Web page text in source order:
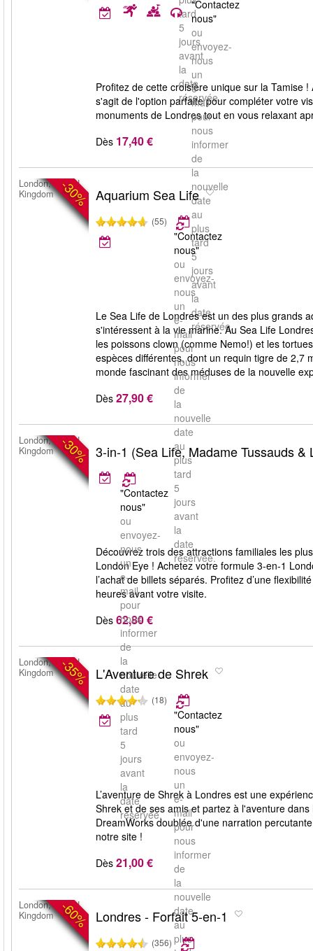
tard
5
jours
avant
la
date
réservée.
"Contactez
nous"
ou
envoyez-
nous
un
e-
mail
pour
nous
informer
de
la
nouvelle
date
au
plus
tard
5
jours
avant
la
date
réservée.
Profitez de cette croisière unique sur la Tamise
s'agit de l'option parfaite pour compléter votre
monuments de Londres tout en vous relaxant
Dès 17,40 €
-30%
London, United
Kingdom
Aquarium Sea Life
(55)
"Contactez
nous"
ou
envoyez-
nous
un
e-
mail
pour
nous
informer
de
la
nouvelle
date
au
plus
tard
5
jours
avant
la
date
réservée.
Le Sea Life de Londres est un des plus grands
s'intéressent à la vie marine. Au Sea Life
les poissons clown (comme Nemo!) et les
espèces différentes, dont un requin tigre de 2,7
monde fascinant des méduses de la nouvelle
Dès 27,90 €
-30%
London, United
Kingdom
3-in-1 (Sea Life, Madame Tussauds &
"Contactez
nous"
ou
envoyez-
nous
un
e-
mail
pour
nous
informer
de
la
nouvelle
date
au
plus
tard
5
jours
avant
la
date
réservée.
Découvrez trois des attractions familiales les
London Eye ! Achetez votre formule 3-en-1
l’achat de billets séparés. Profitez d’une
heures avant votre visite.
Dès 62,80 €
-35%
London, United
Kingdom
L'Aventure de Shrek
(18)
"Contactez
nous"
ou
envoyez-
nous
un
e-
mail
pour
nous
informer
de
la
nouvelle
date
au
plus
L’aventure de Shrek à Londres est une
Shrek et de ses amis et partez à l'aventure
DreamWorks doublée d'une narration
notre site !
Dès 21,00 €
-60%
London, United
Kingdom
Londres - Forfait 5-en-1
(356)